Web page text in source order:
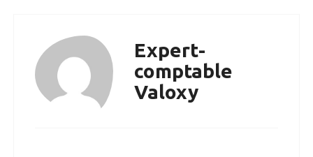
Expert-
comptable
Valoxy